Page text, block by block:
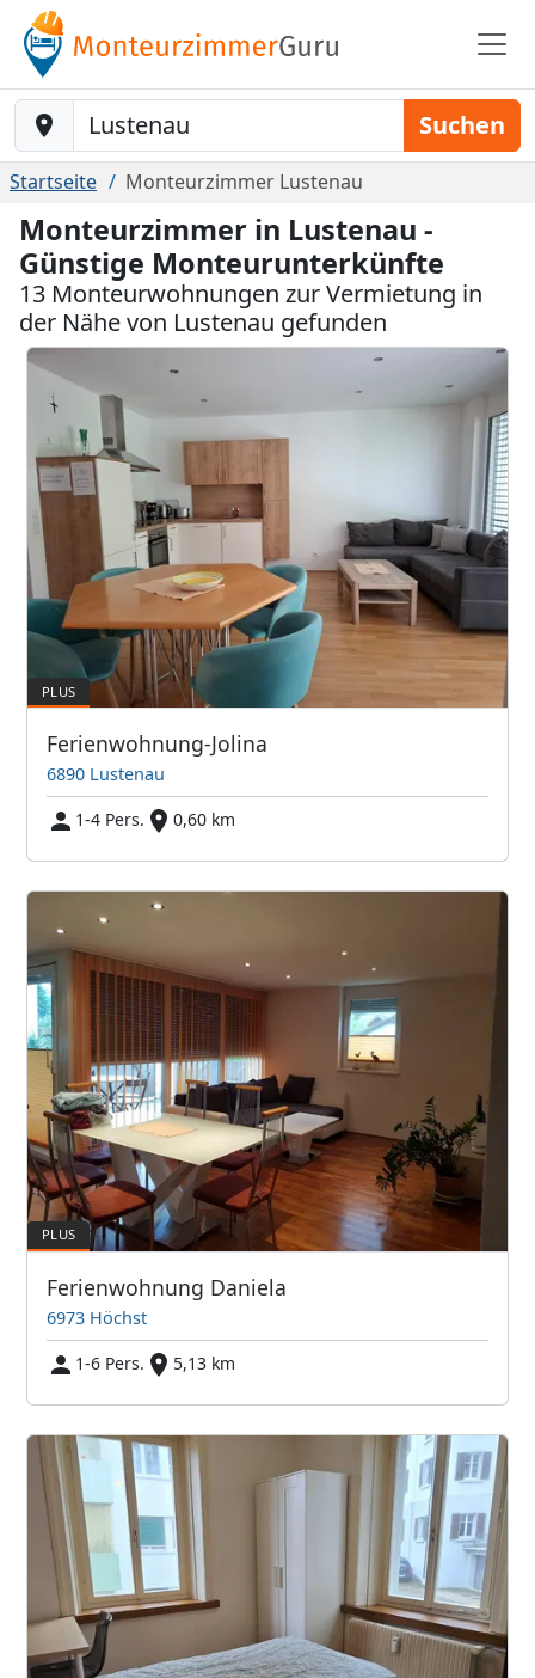
Baustelle-Location Suchen
Startseite Monteurzimmer Lustenau
Monteurzimmer in Lustenau -
Günstige Monteurunterkünfte
13 Monteurwohnungen zur Vermietung in
der Nähe von Lustenau gefunden
Ferienwohnung-Jolina
6890 Lustenau
1-4 Pers.
0,60 km
Ferienwohnung Daniela
6973 Höchst
1-6 Pers.
5,13 km